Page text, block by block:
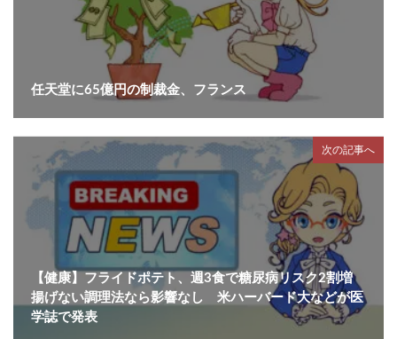
任天堂に65億円の制裁金、フランス
次の記事へ
【健康】フライドポテト、週3食で糖尿病リスク2割増
揚げない調理法なら影響なし 米ハーバード大などが医
学誌で発表